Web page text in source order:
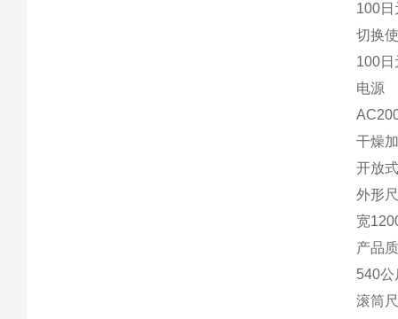
100
切换
100日
电源
干燥
开放
外形
宽
产品
540公
滚筒